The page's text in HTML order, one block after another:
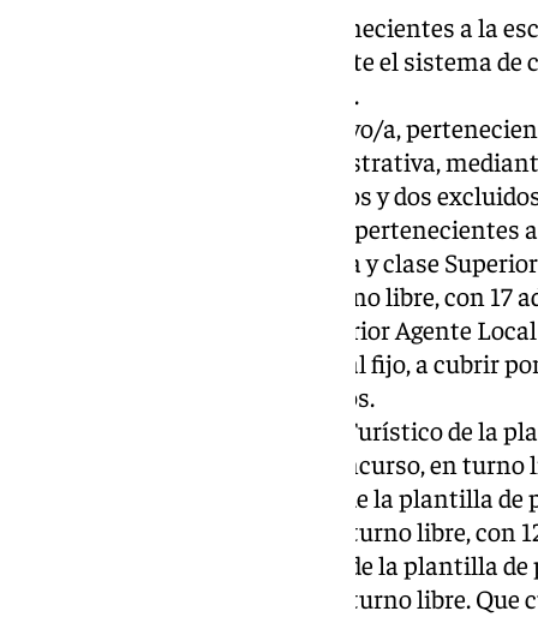
13 plazas de Auxiliar, pertenecientes a la
subescala Auxiliar, mediante el sistema
admitidos y ocho excluidos.
Una plaza de Administrativo/a,
General, subescala Administrativa,
turno libre, con 86 admitidos y dos
Una plaza de Arquitecto/a,
Especial, subescala Técnica y clase
concurso-oposición, en turno libre, con 17
Una plaza de Técnico Superior Agente
plantilla de personal laboral fijo, a cubrir
turno libre, con 18 admitidos.
Una plaza de Animador/a Turístico de la
cubrir por el sistema de concurso, en
Una plaza de Animador/a de la plantilla
el sistema de concurso, en turno libre, con
Una plaza de Limpiador/a de la plantilla
el sistema de concurso, en turno libre.